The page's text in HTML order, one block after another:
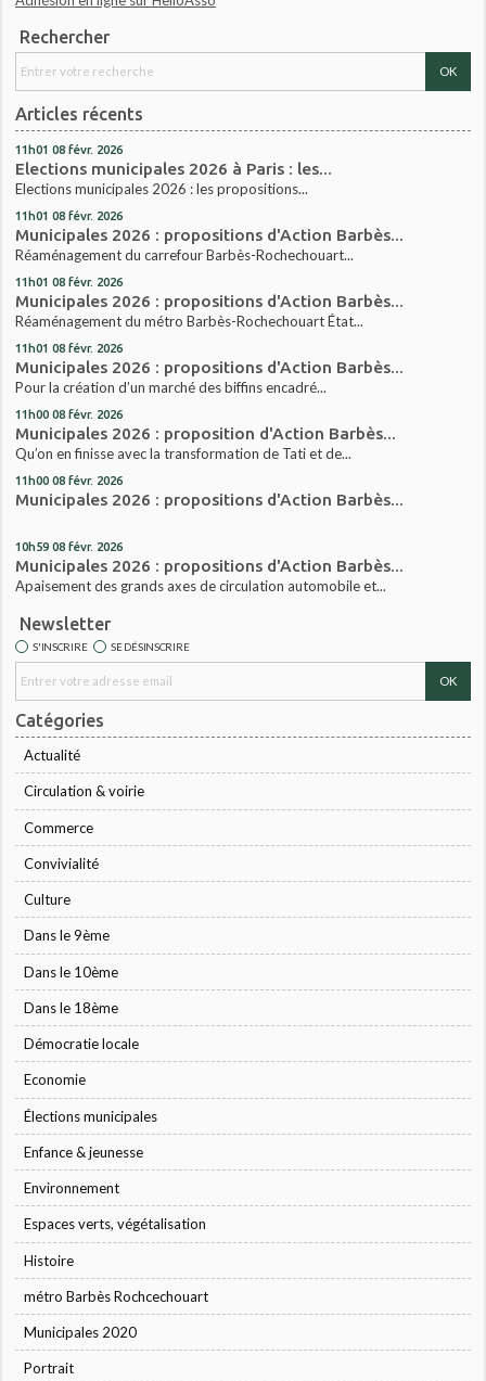
Rechercher
Articles récents
11h01 08 févr. 2026
Elections municipales 2026 à Paris : les...
Elections municipales 2026 : les propositions...
11h01 08 févr. 2026
Municipales 2026 : propositions d'Action Barbès...
Réaménagement du carrefour Barbès-Rochechouart...
11h01 08 févr. 2026
Municipales 2026 : propositions d'Action Barbès...
Réaménagement du métro Barbès-Rochechouart État...
11h01 08 févr. 2026
Municipales 2026 : propositions d'Action Barbès...
Pour la création d’un marché des biffins encadré...
11h00 08 févr. 2026
Municipales 2026 : proposition d'Action Barbès...
Qu’on en finisse avec la transformation de Tati et de...
11h00 08 févr. 2026
Municipales 2026 : propositions d'Action Barbès...
10h59 08 févr. 2026
Municipales 2026 : propositions d'Action Barbès...
Apaisement des grands axes de circulation automobile et...
Newsletter
S'INSCRIRE SE DÉSINSCRIRE
Catégories
Actualité
Circulation & voirie
Commerce
Convivialité
Culture
Dans le 9ème
Dans le 10ème
Dans le 18ème
Démocratie locale
Economie
Élections municipales
Enfance & jeunesse
Environnement
Espaces verts, végétalisation
Histoire
métro Barbès Rochcechouart
Municipales 2020
Portrait